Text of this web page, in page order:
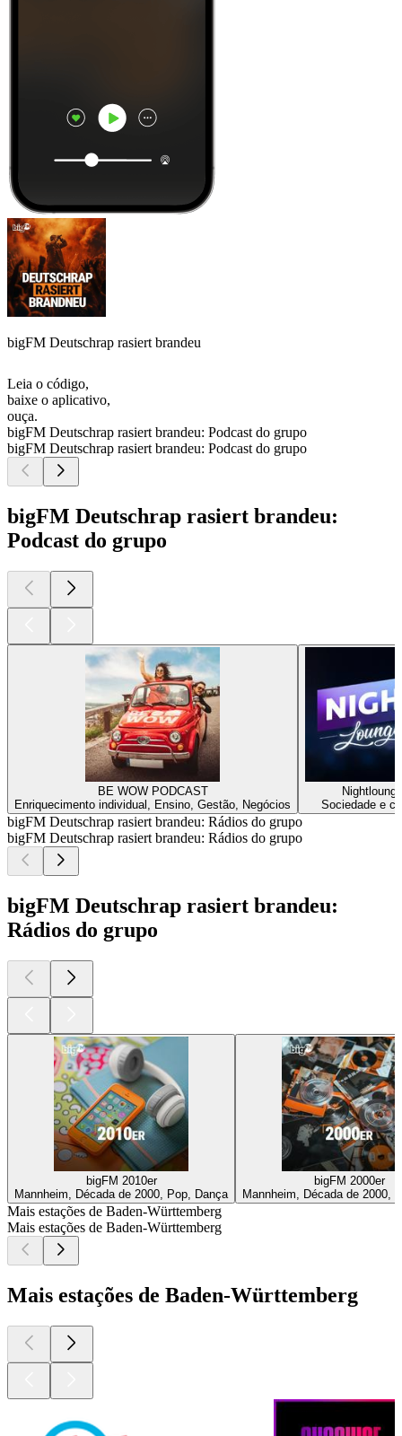
bigFM Deutschrap rasiert brandeu
Leia o código,
baixe o aplicativo,
ouça.
bigFM Deutschrap rasiert brandeu: Podcast do grupo
bigFM Deutschrap rasiert brandeu: Podcast do grupo
bigFM Deutschrap rasiert brandeu:
Podcast do grupo
BE WOW PODCAST
Enriquecimento individual, Ensino, Gestão, Negócios
Nightlounge
Sociedade e
bigFM Deutschrap rasiert brandeu: Rádios do grupo
bigFM Deutschrap rasiert brandeu: Rádios do grupo
bigFM Deutschrap rasiert brandeu:
Rádios do grupo
bigFM 2010er
Mannheim, Década de 2000, Pop, Dança
bigFM 2000er
Mannheim, Década de 2000,
Mais estações de Baden-Württemberg
Mais estações de Baden-Württemberg
Mais estações de Baden-Württemberg